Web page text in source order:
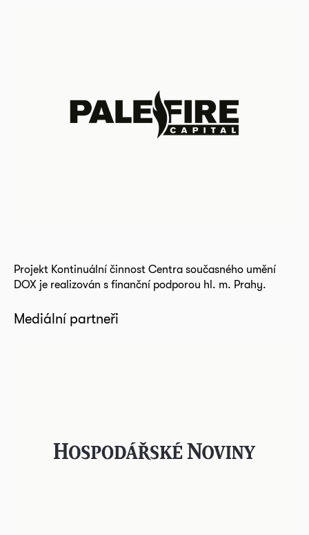
Projekt Kontinuální činnost Centra současného umění
DOX je realizován s finanční podporou hl. m. Prahy.
Mediální partneři